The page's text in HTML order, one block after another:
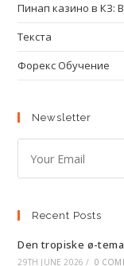
Пинап казино в КЗ:
Текста
Форекс Обучение
Newsletter
Recent Posts
Den tropiske ø-
29TH JUNE 2026 / 0